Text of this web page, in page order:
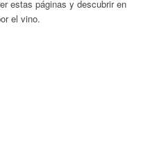
estas páginas y descubrir en
el vino.